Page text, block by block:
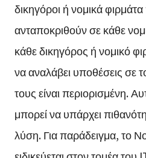
δικηγόροι ή νομικά
ανταποκριθούν σε κάθε
κάθε δικηγόρος ή νομικό
να αναλάβει υποθέσεις σε
τους είναι περιορισμένη.
μπορεί να υπάρχει
λύση. Για παράδειγμα, το